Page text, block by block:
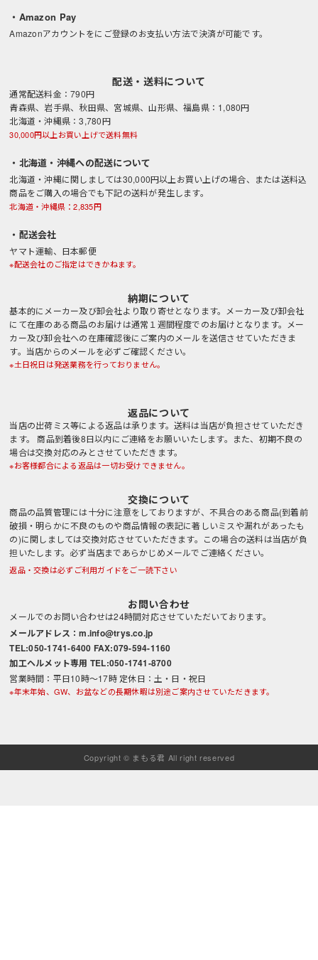
・Amazon Pay
Amazonアカウントをにご登録のお支払い方法で決済が可能です。
配送・送料について
通常配送料金：790円
青森県、岩手県、秋田県、宮城県、山形県、福島県：1,080円
北海道・沖縄県：3,780円
30,000円以上お買い上げで送料無料
・北海道・沖縄への配送について
北海道・沖縄に関しましては30,000円以上お買い上げの場合、または送料込
商品をご購入の場合でも下記の送料が発生します。
北海道・沖縄県：2,835円
・配送会社
ヤマト運輸、日本郵便
※配送会社のご指定はできかねます。
納期について
基本的にメーカー及び卸会社より取り寄せとなります。メーカー及び卸会社
にて在庫のある商品のお届けは通常１週間程度でのお届けとなります。メー
カー及び卸会社への在庫確認後にご案内のメールを送信させていただきま
す。当店からのメールを必ずご確認ください。
※土日祝日は発送業務を行っておりません。
返品について
当店の出荷ミス等による返品は承ります。送料は当店が負担させていただき
ます。 商品到着後8日以内にご連絡をお願いいたします。また、初期不良の
場合は交換対応のみとさせていただきます。
※お客様都合による返品は一切お受けできません。
交換について
商品の品質管理には十分に注意をしておりますが、不具合のある商品(到着前
破損・明らかに不良のものや商品情報の表記に著しいミスや漏れがあったも
の)に関しましては交換対応させていただきます。この場合の送料は当店が負
担いたします。必ず当店まであらかじめメールでご連絡ください。
返品・交換は必ずご利用ガイドをご一読下さい
お問い合わせ
メールでのお問い合わせは24時間対応させていただいております。
メールアドレス：m.info@trys.co.jp
TEL:050-1741-6400 FAX:079-594-1160
加工ヘルメット専用 TEL:050-1741-8700
営業時間：平日10時～17時 定休日：土・日・祝日
※年末年始、GW、お盆などの長期休暇は別途ご案内させていただきます。
Copyright © まもる君 All right reserved